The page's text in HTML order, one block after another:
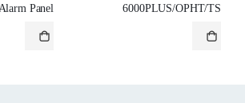
6000PLUS/OPHT/TS